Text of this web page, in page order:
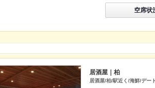
空席状
居酒屋｜柏
居酒屋/柏/駅近く/海鮮/デー